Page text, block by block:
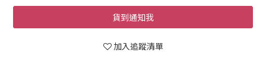
貨到通知我
加入追蹤清單